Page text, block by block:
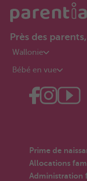
Près des
Wallonie
Bébé en vue
Prime de
Allocations
Administration